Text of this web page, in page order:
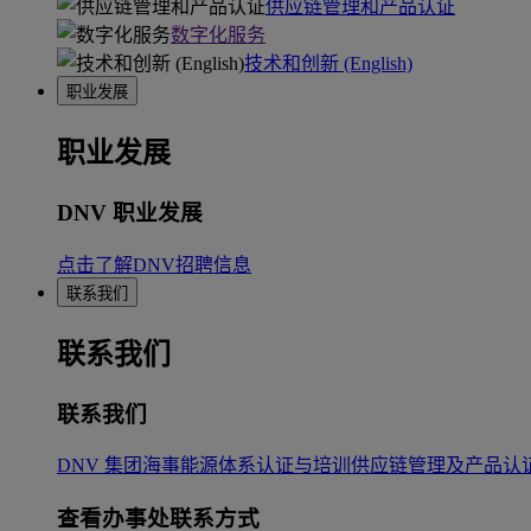
供应链管理和产品认证
数字化服务
技术和创新 (English)
职业发展
职业发展
DNV 职业发展
点击了解DNV招聘信息
联系我们
联系我们
联系我们
DNV 集团 海事能源体系认证与培训 供应链管理及产品认
查看办事处联系方式